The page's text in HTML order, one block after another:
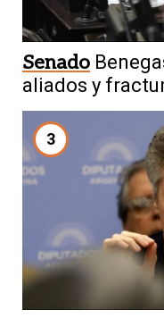
Senado
aliados y
3